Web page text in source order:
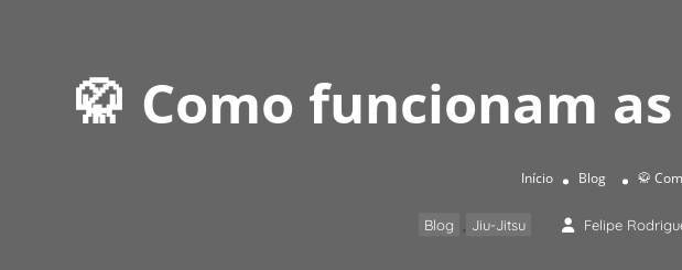
🥋 Como funcionam
Início Blog 🥋
Blog , Jiu-Jitsu Felipe